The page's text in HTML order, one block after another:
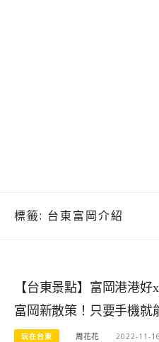
標籤: 台東富岡介紹
【台東景點】富岡港港
富岡新散策！只要手機就
玩在台東 周花花 2022-11-16